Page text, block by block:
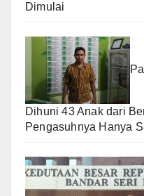
Dimulai
Dihuni 43 Anak dari
Pengasuhnya Hanya